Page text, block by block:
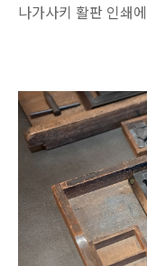
나가사키 활판 인쇄